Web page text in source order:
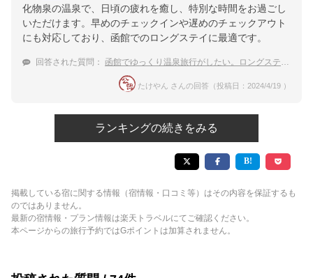
化物泉の温泉で、日頃の疲れを癒し、特別な時間をお過ごし
いただけます。早めのチェックインや遅めのチェックアウト
にも対応しており、函館でのロングステイに最適です。
回答された質問： 函館でゆっくり温泉旅行がしたい。ロングステイできる宿を教えて下さい。
たけやん さんの回答（投稿日：2024/4/19 ）
ランキングの続きをみる
掲載している宿に関する情報（宿情報・口コミ等）はその内容を保証するも
のではありません。
最新の宿情報・プラン情報は楽天トラベルにてご確認ください。
本ページからの旅行予約ではGポイントは加算されません。